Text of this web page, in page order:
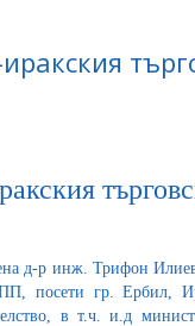
д-р инж. Трифон
посети гр. Ербил,
в т.ч. и.д